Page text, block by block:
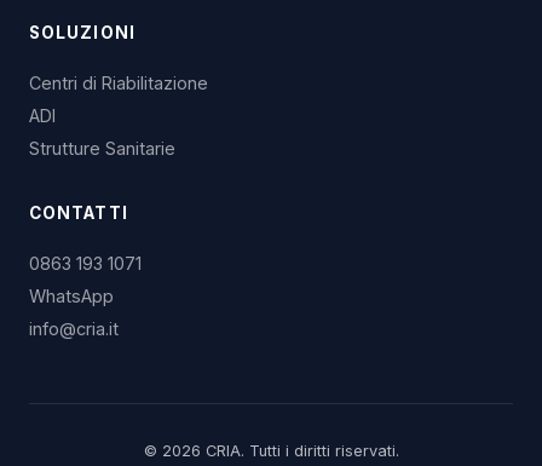
SOLUZIONI
Centri di Riabilitazione
ADI
Strutture Sanitarie
CONTATTI
0863 193 1071
WhatsApp
info@cria.it
© 2026 CRIA. Tutti i diritti riservati.